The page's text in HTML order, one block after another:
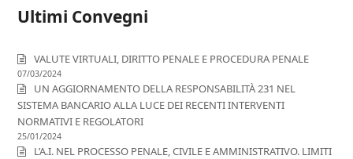
Ultimi Convegni
VALUTE VIRTUALI, DIRITTO PENALE E PROCEDURA PENALE
07/03/2024
UN AGGIORNAMENTO DELLA RESPONSABILITÀ 231 NEL
SISTEMA BANCARIO ALLA LUCE DEI RECENTI INTERVENTI
NORMATIVI E REGOLATORI
25/01/2024
L’A.I. NEL PROCESSO PENALE, CIVILE E AMMINISTRATIVO. LIMITI